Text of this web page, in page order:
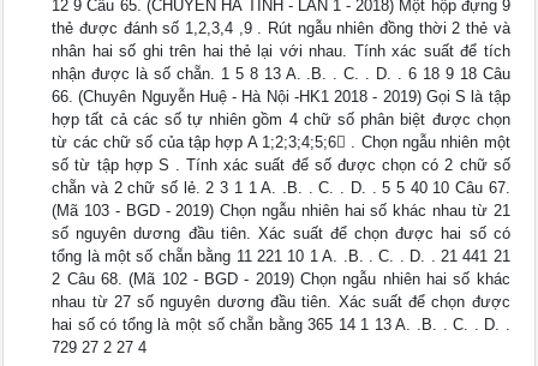
12 9 Câu 65. (CHUYÊN HÀ TĨNH - LẦN 1 - 2018) Một hộp đựng 9
thẻ được đánh số 1,2,3,4 ,9 . Rút ngẫu nhiên đồng thời 2 thẻ và
nhân hai số ghi trên hai thẻ lại với nhau. Tính xác suất để tích
nhận được là số chẵn. 1 5 8 13 A. .B. . C. . D. . 6 18 9 18 Câu
66. (Chuyên Nguyễn Huệ - Hà Nội -HK1 2018 - 2019) Gọi S là tập
hợp tất cả các số tự nhiên gồm 4 chữ số phân biệt được chọn
từ các chữ số của tập hợp A 1;2;3;4;5;6 . Chọn ngẫu nhiên một
số từ tập hợp S . Tính xác suất để số được chọn có 2 chữ số
chẵn và 2 chữ số lẻ. 2 3 1 1 A. .B. . C. . D. . 5 5 40 10 Câu 67.
(Mã 103 - BGD - 2019) Chọn ngẫu nhiên hai số khác nhau từ 21
số nguyên dương đầu tiên. Xác suất để chọn được hai số có
tổng là một số chẵn bằng 11 221 10 1 A. .B. . C. . D. . 21 441 21
2 Câu 68. (Mã 102 - BGD - 2019) Chọn ngẫu nhiên hai số khác
nhau từ 27 số nguyên dương đầu tiên. Xác suất để chọn được
hai số có tổng là một số chẵn bằng 365 14 1 13 A. .B. . C. . D. .
729 27 2 27 4